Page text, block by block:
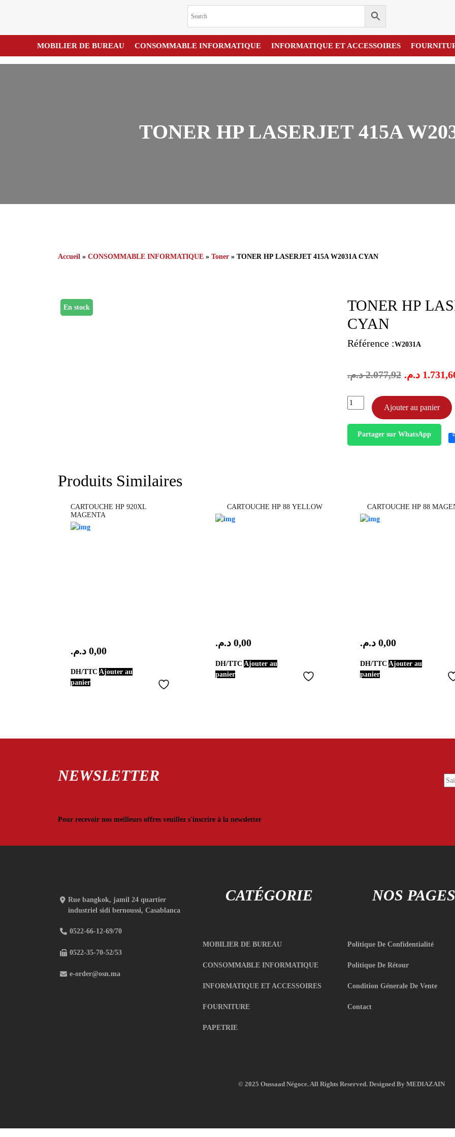
MOBILIER DE BUREAU CONSOMMABLE INFORMATIQUE INFORMATIQUE ET ACCESSOIRES
TONER HP LASERJET 415A
Accueil » CONSOMMABLE INFORMATIQUE » Toner » TONER HP LASERJET 415A W2031A CYAN
En stock
TONER HP
CYAN
Référence :W2031A
2.077,92 د.م. د.م.
quantité
de
laserjet
Ajouter au panier
Partager sur WhatsApp
Produits Similaires
CARTOUCHE HP 920XL
MAGENTA
0,00 د.م.
DH/TTC Ajouter au
panier
CARTOUCHE HP 88 YELLOW
0,00 د.م.
DH/TTC Ajouter au
panier
CARTOUCHE HP 88
0,00 د.م.
DH/TTC Ajouter au
panier
NEWSLETTER
Pour recevoir nos meilleurs offres veuillez s'inscrire à la newsletter
Rue bangkok, jamil 24 quartier
industriel sidi bernoussi, Casablanca
0522-66-12-69/70
0522-35-70-52/53
e-order@osn.ma
CATÉGORIE
MOBILIER DE BUREAU
CONSOMMABLE INFORMATIQUE
INFORMATIQUE ET ACCESSOIRES
FOURNITURE
PAPETRIE
NOS PAGES
Politique De Confidentialité
Politique De Rétour
Condition Génerale De Vente
Contact
© 2025 Oussaad Négoce. All Rights Reserved. Designed By MEDIAZAIN